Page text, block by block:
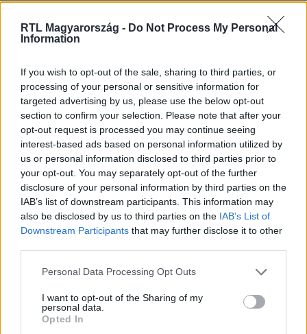
RTL Magyarország - Do Not Process My Personal
Information
If you wish to opt-out of the sale, sharing to third parties, or
processing of your personal or sensitive information for
targeted advertising by us, please use the below opt-out
section to confirm your selection. Please note that after your
opt-out request is processed you may continue seeing
interest-based ads based on personal information utilized by
us or personal information disclosed to third parties prior to
your opt-out. You may separately opt-out of the further
disclosure of your personal information by third parties on the
IAB’s list of downstream participants. This information may
also be disclosed by us to third parties on the IAB’s List of
Downstream Participants that may further disclose it to other
Please note that this website/app uses one or more Google
not limited to your visit or usage behaviour. You may click to
grant or deny consent to Google and its third-party tags to
use your data for below specified purposes in below Google
Personal Data Processing Opt Outs
I want to opt-out of the Sharing of my
personal data.
Opted In
csak üldözést követően sikerült elfogni.
Külföld
2023. június 1. 13:46
Rendőrök törtek rá a dílerekre, azok ijedtükben
kidobták a drogokkal teli hűtőt az ablakon